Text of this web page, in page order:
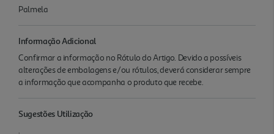
Palmela
Informação Adicional
Confirmar a informação no Rótulo do Artigo. Devido a possíveis
alterações de embalagens e/ou rótulos, deverá considerar sempre
a informação que acompanha o produto que recebe.
Sugestões Utilização
.